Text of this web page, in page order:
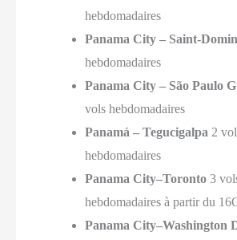
hebdomadaires
Panama City – Saint-
hebdomadaires
Panama City – São Paulo
vols hebdomadaires
Panamá – Tegucigalpa 2
hebdomadaires
Panama City–Toronto3
hebdomadaires à partir du
Panama City–Washington